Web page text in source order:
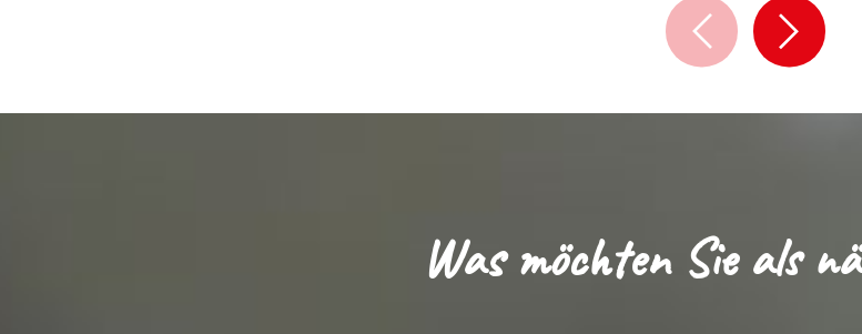
Was möchten Sie als